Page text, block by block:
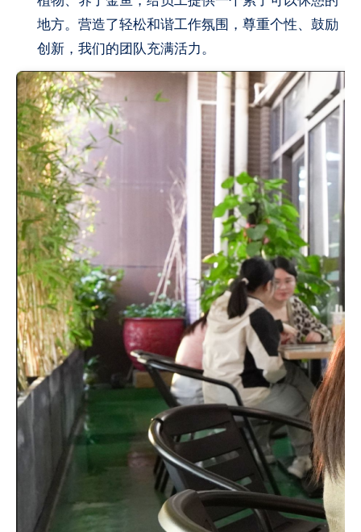
地方。营造了轻松和谐工作氛围，尊重个性、鼓励
创新，我们的团队充满活力。